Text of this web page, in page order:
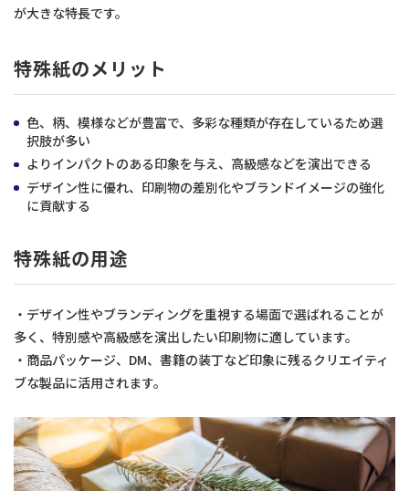
が大きな特長です。
特殊紙のメリット
色、柄、模様などが豊富で、多彩な種類が存在しているため選
択肢が多い
よりインパクトのある印象を与え、高級感などを演出できる
デザイン性に優れ、印刷物の差別化やブランドイメージの強化
に貢献する
特殊紙の用途
・デザイン性やブランディングを重視する場面で選ばれることが
多く、特別感や高級感を演出したい印刷物に適しています。
・商品パッケージ、DM、書籍の装丁など印象に残るクリエイティ
ブな製品に活用されます。